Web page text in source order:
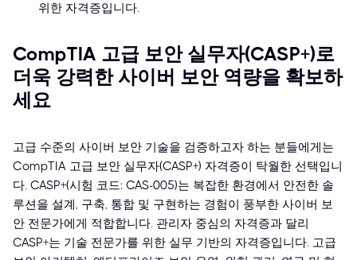
위한 자격증입니다.
CompTIA 고급 보안 실무자(CASP+)로
더욱 강력한 사이버 보안 역량을 확보하
세요
고급 수준의 사이버 보안 기술을 검증하고자 하는 분들에게는
CompTIA 고급 보안 실무자(CASP+) 자격증이 탁월한 선택입니
다. CASP+(시험 코드: CAS-005)는 복잡한 환경에서 안전한 솔
루션을 설계, 구축, 통합 및 구현하는 경험이 풍부한 사이버 보
안 전문가에게 적합합니다. 관리자 중심의 자격증과 달리
CASP+는 기술 전문가를 위한 실무 기반의 자격증입니다. 고급